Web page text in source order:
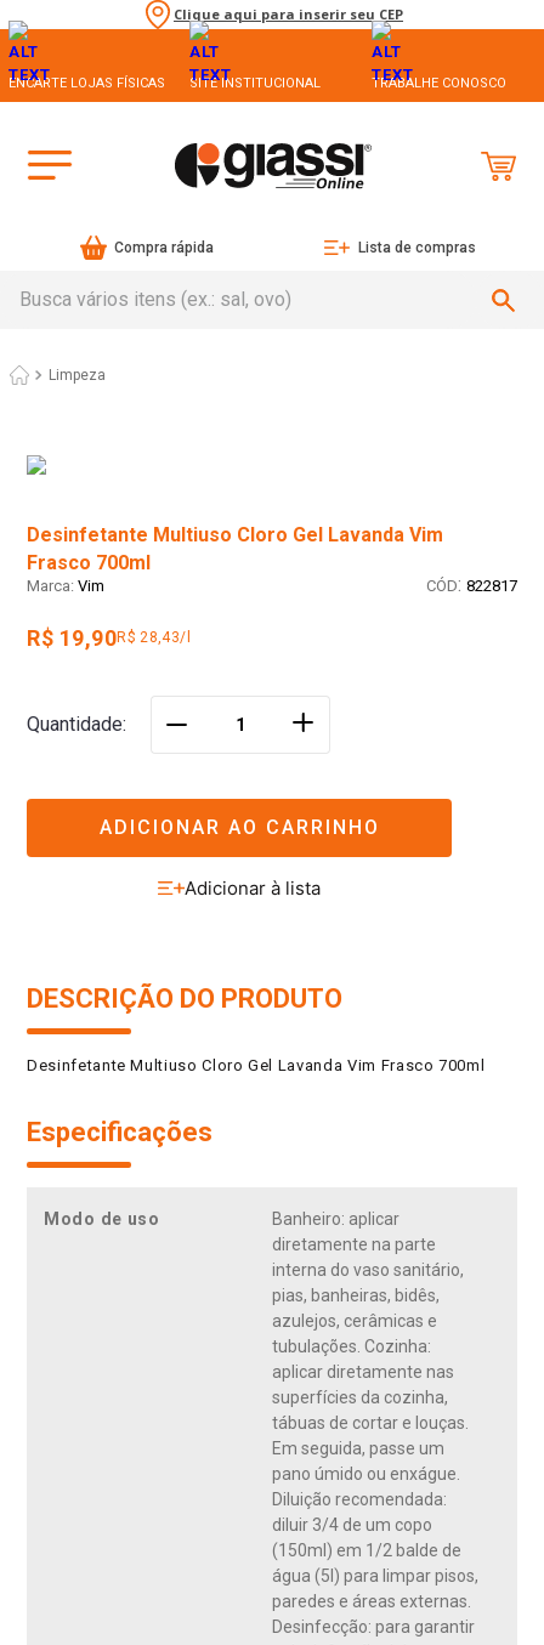
Clique aqui para inserir seu CEP
ENCARTE LOJAS FÍSICAS SITE INSTITUCIONAL TRABALHE CONOSCO
Compra rápida Lista de compras
Limpeza
Desinfetante Multiuso Cloro Gel Lavanda Vim
Frasco 700ml
Vim : 822817
R$ 19,90R$ 28,43/l
Quantidade ＋
ADICIONAR AO CARRINHO
DESCRIÇÃO DO PRODUTO
Desinfetante Multiuso Cloro Gel Lavanda Vim Frasco 700ml
Especificações
Modo de uso
Banheiro: aplicar
diretamente na parte
interna do vaso sanitário,
pias, banheiras, bidês,
azulejos, cerâmicas e
tubulações. Cozinha:
aplicar diretamente nas
superfícies da cozinha,
tábuas de cortar e louças.
Em seguida, passe um
pano úmido ou enxágue.
Diluição recomendada:
diluir 3/4 de um copo
(150ml) em 1/2 balde de
água (5l) para limpar pisos,
paredes e áreas externas.
Desinfecção: para garantir